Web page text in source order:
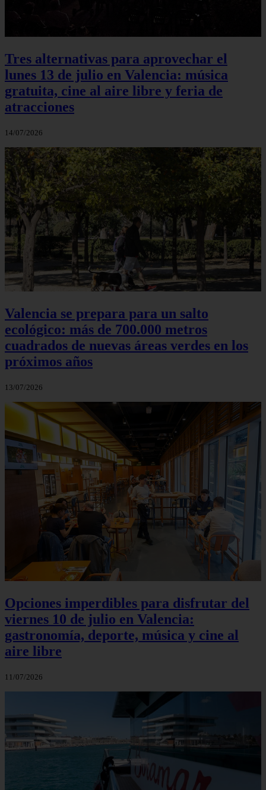
Tres alternativas para aprovechar el
lunes 13 de julio en Valencia: música
gratuita, cine al aire libre y feria de
atracciones
14/07/2026
Valencia se prepara para un salto
ecológico: más de 700.000 metros
cuadrados de nuevas áreas verdes en los
próximos años
13/07/2026
Opciones imperdibles para disfrutar del
viernes 10 de julio en Valencia:
gastronomía, deporte, música y cine al
aire libre
11/07/2026